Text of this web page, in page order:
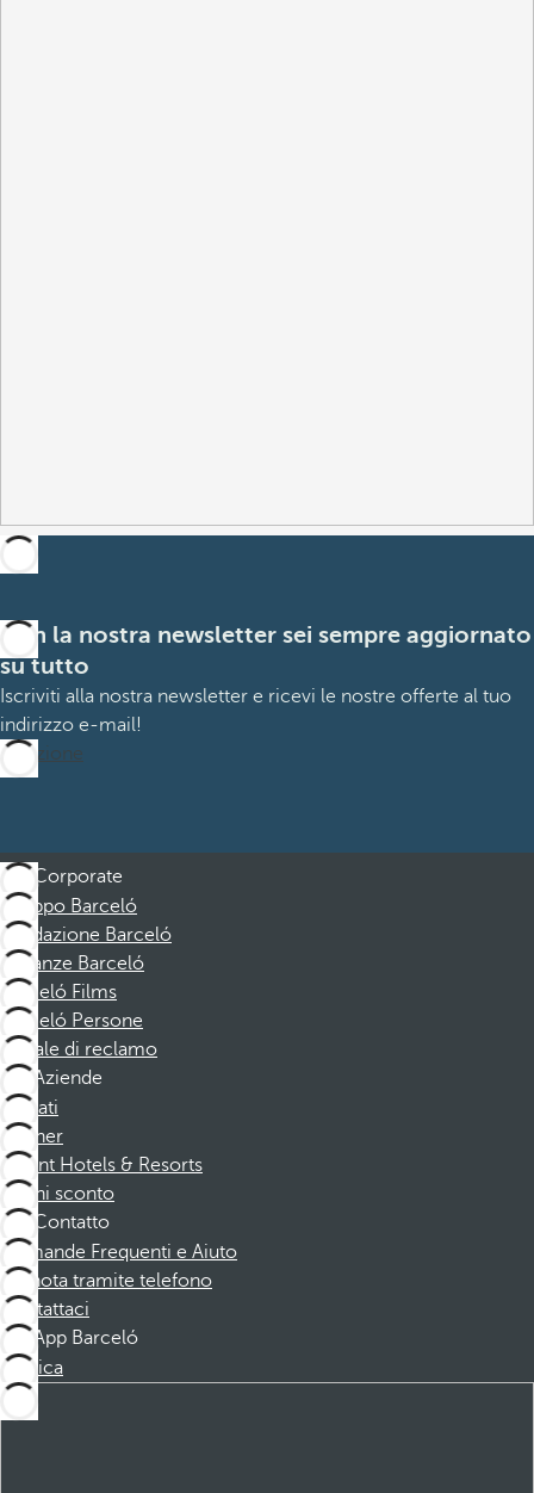
Con la nostra newsletter sei sempre aggiornato
su tutto
Iscriviti alla nostra newsletter e ricevi le nostre offerte al tuo
indirizzo e-mail!
Iscrizione
Corporate
Gruppo Barceló
Fondazione Barceló
Vacanze Barceló
Barceló Films
Barceló Persone
Canale di reclamo
Aziende
Affiliati
Partner
Dorint Hotels & Resorts
Buoni sconto
Contatto
Domande Frequenti e Aiuto
Prenota tramite telefono
Contattaci
App Barceló
Scarica